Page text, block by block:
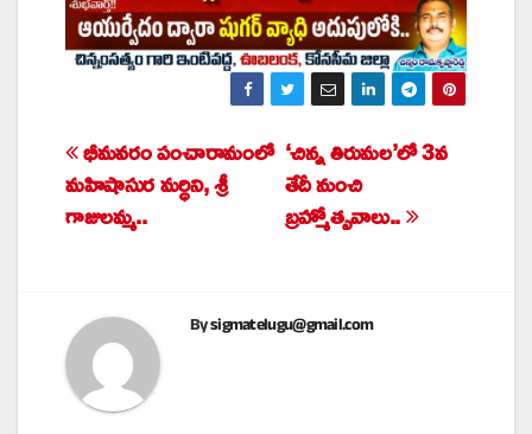
Post
navigation
‘చిన్న తిరుమల’లో 3వ
తేదీ నుంచి
బ్రహ్మోత్సవాలు..
భీమవరం పంచారామంలో
మహిషాసుర మర్ధిని, శ్రీ
గాజులమ్మ..
Bysigmatelugu@gmail.com